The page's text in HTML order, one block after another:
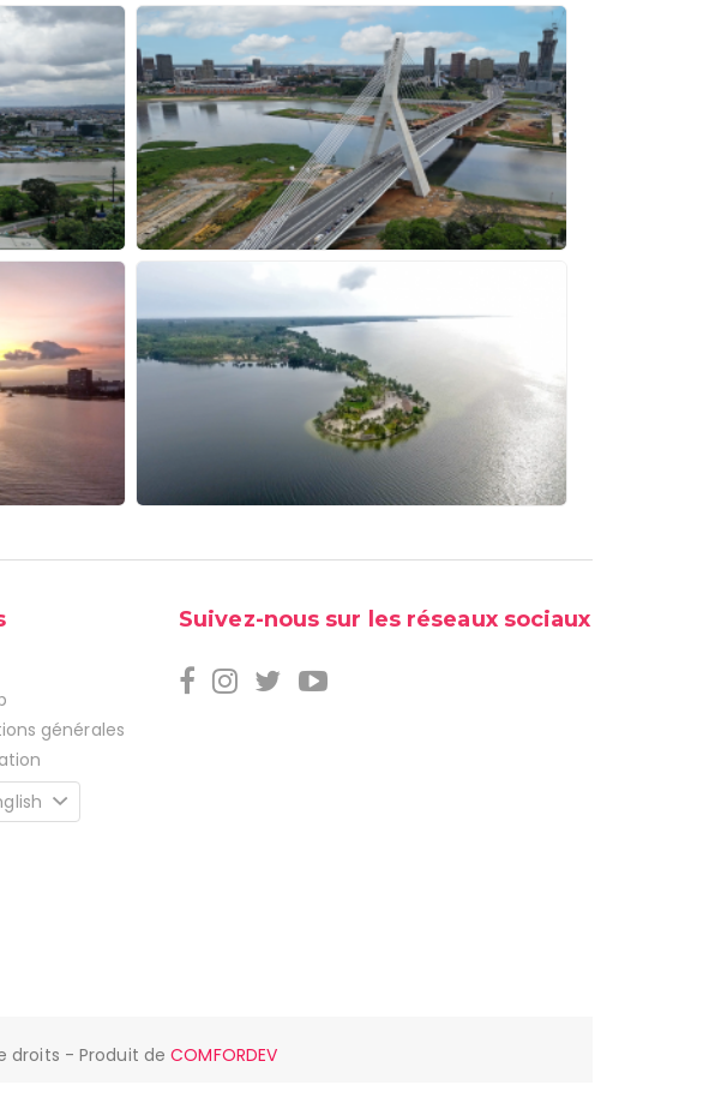
générales
Suivez-nous sur les réseaux sociaux
droits - Produit deCOMFORDEV